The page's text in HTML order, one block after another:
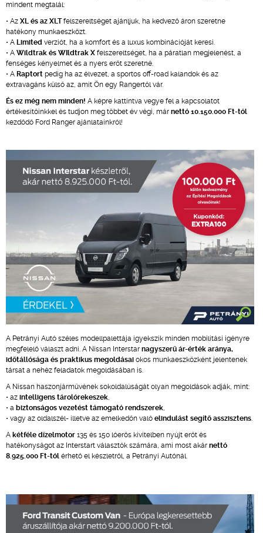
mindent megtalál:
• Az XL és az XLTfelszereltséget ajánljuk, ha kedvező áron szeretne
hatékony munkaeszközt.
• A Limited verziót, ha a komfort és a luxus kombinációját keresi.
• A Wildtrak és WIldtrak X felszereltséget, ha a páratlan megjelenést, a
fenséges kényelmet és a nyers erőt szeretné.
• A Raptort pedig ha az élvezet, a sportos off-road kalandok és az
extravagáns külső az, amit Ön egy Rangertől vár.
És ez még nem minden! A képre kattintva vegye fel a kapcsolatot
értékesítőinkkel és tudjon meg többet év végi, már nettó 10.150.000 Ft-tól
kezdődő Ford Ranger ajánlatainkról!
A Petrányi Autó széles modellpalettája igyekszik minden mobilitási igényre
megfelelő választ adni. A Nissan Interstar nagyszerű ár-érték aránya,
időtállósága és praktikus megoldásai okos munkaeszközként jelentenek
társat a nehéz feladatok megoldásában is.
A Nissan haszonjárművének sokoldalúságát olyan megoldások adják, mint:
• az intelligens tárolórekeszek,
• a biztonságos vezetést támogató rendszerek,
• vagy az oldalszél- illetve az emelkedőn való elindulást segítő asszisztens.
A kétféle dízelmotor 135 és 150 lóerős kivitelben nyújt erőt és
hatékonyságot az Interstart választók számára, ami most akár nettó
8.925.000 Ft-tól érhető el készletről, a Petrányi Autónál.